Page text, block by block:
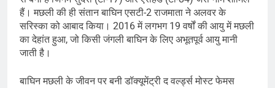
हैं। मछली की ही संतान बाघिन एसटी-2 राजमाता ने अलवर के
सरिस्का को आबाद किया। 2016 में लगभग 19 वर्षों की आयु में मछली
का देहांत हुआ, जो किसी जंगली बाघिन के लिए अभूतपूर्व आयु मानी
जाती है।
बाघिन मछली के जीवन पर बनी डॉक्यूमेंट्री द वर्ल्ड्स मोस्ट फेमस